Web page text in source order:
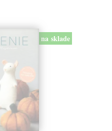
na sklade